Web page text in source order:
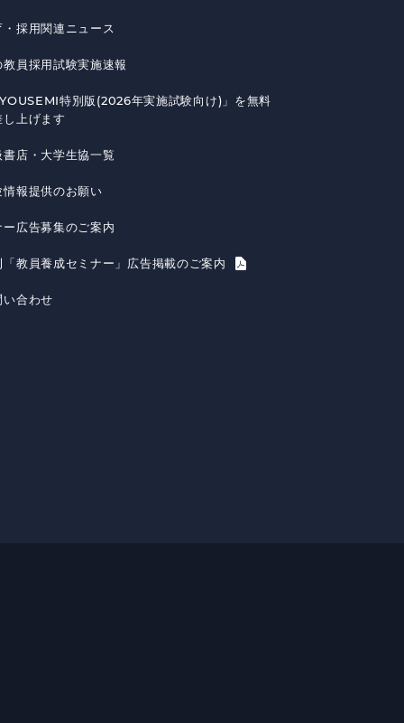
・採用関連ニュース
教員採用試験実施速報
特別版(2026年実施試験向け)」を無料
し上げます
書店・大学生協一覧
情報提供のお願い
ー広告募集のご案内
「教員養成セミナー」広告掲載のご案内
い合わせ